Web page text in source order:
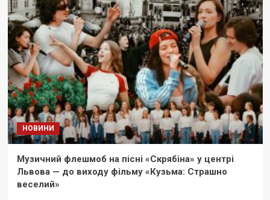
НОВИНИ
Музичний флешмоб на пісні «Скрябіна» у центрі
Львова — до виходу фільму «Кузьма: Страшно
веселий»